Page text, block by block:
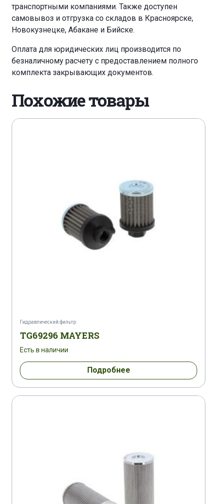
транспортными компаниями. Также доступен
самовывоз и отгрузка со складов в Красноярске,
Новокузнецке, Абакане и Бийске.
Оплата для юридических лиц производится по
безналичному расчету с предоставлением полного
комплекта закрывающих документов.
Похожие товары
Гидравлический фильтр
TG69296 MAYERS
Есть в наличии
Подробнее